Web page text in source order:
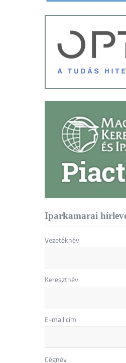
Iparkamarai
Vezetéknév
Keresztnév
E-mail cím
Cégnév